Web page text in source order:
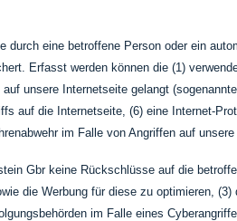
eine betroffene Person oder ein
Erfasst werden können die (1)
unsere Internetseite gelangt
auf die Internetseite, (6) eine Internet-
im Falle von Angriffen auf
Gbr keine Rückschlüsse auf die
die Werbung für diese zu optimieren,
im Falle eines